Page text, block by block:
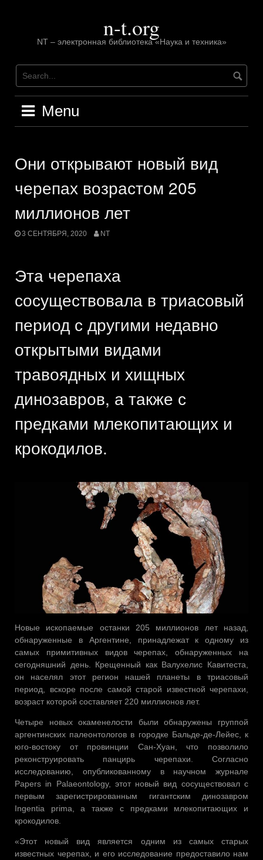
n-t.org
NT – электронная библиотека «Наука и техника»
Menu
Они открывают новый вид
черепах возрастом 205
миллионов лет
3 СЕНТЯБРЯ, 2020 NT
Эта черепаха
сосуществовала в триасовый
период с другими недавно
открытыми видами
травоядных и хищных
динозавров, а также с
предками млекопитающих и
крокодилов.
Новые ископаемые останки 205 миллионов лет назад,
обнаруженные в Аргентине, принадлежат к одному из
самых примитивных видов черепах, обнаруженных на
сегодняшний день. Крещенный как Валухелис Кавитеста,
он населял этот регион нашей планеты в триасовый
период, вскоре после самой старой известной черепахи,
возраст которой составляет 220 миллионов лет.
Четыре новых окаменелости были обнаружены группой
аргентинских палеонтологов в городке Бальде-де-Лейес, к
юго-востоку от провинции Сан-Хуан, что позволило
реконструировать панцирь черепахи. Согласно
исследованию, опубликованному в научном журнале
Papers in Palaeontology, этот новый вид сосуществовал с
первым зарегистрированным гигантским динозавром
Ingentia prima, а также с предками млекопитающих и
крокодилов.
«Этот новый вид является одним из самых старых
известных черепах, и его исследование предоставило нам